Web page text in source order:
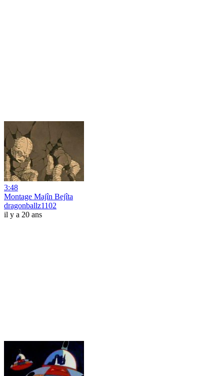
3:48
Montage Majîn Bejîta
dragonballz1102
il y a 20 ans